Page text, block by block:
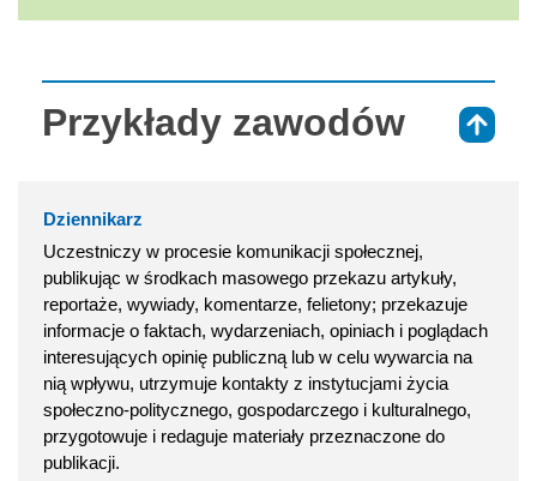
Przykłady zawodów
Dziennikarz
Uczestniczy w procesie komunikacji społecznej,
publikując w środkach masowego przekazu artykuły,
reportaże, wywiady, komentarze, felietony; przekazuje
informacje o faktach, wydarzeniach, opiniach i poglądach
interesujących opinię publiczną lub w celu wywarcia na
nią wpływu, utrzymuje kontakty z instytucjami życia
społeczno-politycznego, gospodarczego i kulturalnego,
przygotowuje i redaguje materiały przeznaczone do
publikacji.